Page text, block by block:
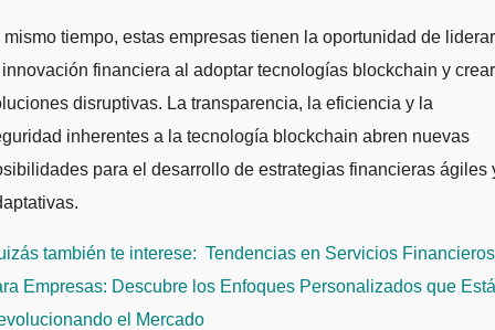
mismo tiempo, estas empresas tienen la oportunidad de liderar
financiera al adoptar tecnologías blockchain y crear
disruptivas. La transparencia, la eficiencia y la
inherentes a la tecnología blockchain abren nuevas
para el desarrollo de estrategias financieras ágiles
también te interese: Tendencias en Servicios Financieros
Empresas: Descubre los Enfoques Personalizados que
el Mercado